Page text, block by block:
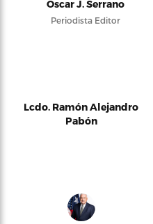
Oscar J. Serrano
Periodista Editor
Lcdo. Ramón Alejandro
Pabón